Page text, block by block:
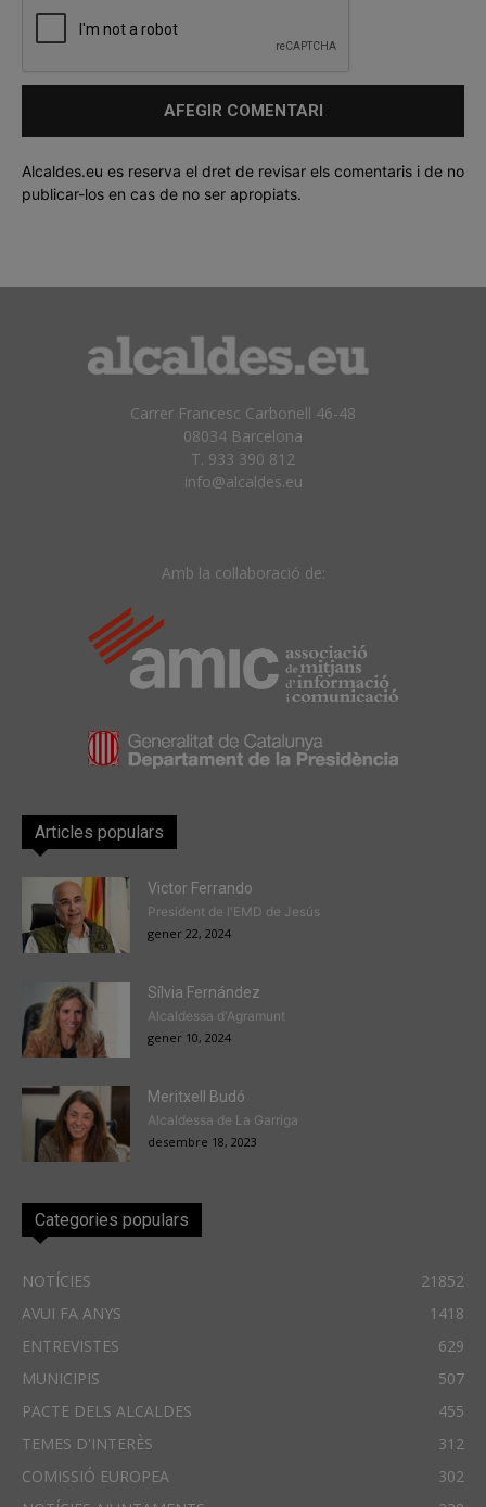
Alcaldes.eu es reserva el dret de revisar els comentaris i de no
publicar-los en cas de no ser apropiats.
Carrer Francesc Carbonell 46-48
08034 Barcelona
T. 933 390 812
info@alcaldes.eu
Amb la col·laboració de:
Articles populars
Victor Ferrando
President de l'EMD de Jesús
gener 22, 2024
Sílvia Fernández
Alcaldessa d'Agramunt
gener 10, 2024
Meritxell Budó
Alcaldessa de La Garriga
desembre 18, 2023
Categories populars
NOTÍCIES
21852
AVUI FA ANYS
1418
ENTREVISTES
629
MUNICIPIS
507
PACTE DELS ALCALDES
455
TEMES D'INTERÈS
312
COMISSIÓ EUROPEA
302